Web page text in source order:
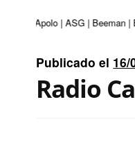
| Apolo | ASG | Beeman |
Publicado el 16/
Radio